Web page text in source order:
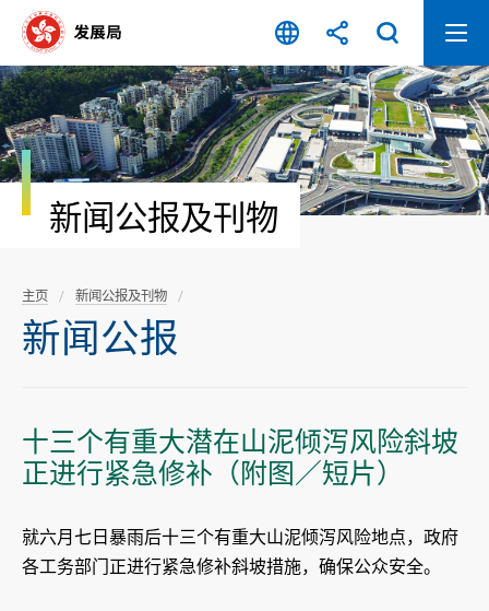
容
开
始
新闻公报及刊物
主页 新闻公报及刊物
新闻公报
十三个有重大潜在山泥倾泻风险斜坡
正进行紧急修补（附图／短片）
就六月七日暴雨后十三个有重大山泥倾泻风险地点，政府
各工务部门正进行紧急修补斜坡措施，确保公众安全。